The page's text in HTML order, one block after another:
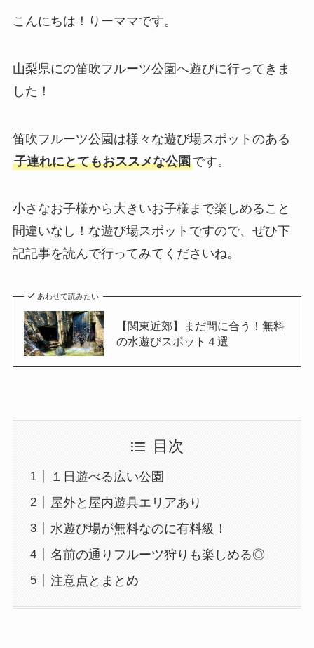
こんにちは！りーママです。
山梨県にの笛吹フルーツ公園へ遊びに行ってきま
した！
笛吹フルーツ公園は様々な遊び場スポットのある
子連れにとてもおススメな公園です。
小さなお子様から大きいお子様まで楽しめること
間違いなし！な遊び場スポットですので、ぜひ下
記記事を読んで行ってみてくださいね。
あわせて読みたい
【関東近郊】まだ間に合う！無料
の水遊びスポット４選
目次
１日遊べる広い公園
屋外と屋内遊具エリアあり
水遊び場が無料なのに有料級！
名前の通りフルーツ狩りも楽しめる◎
注意点とまとめ